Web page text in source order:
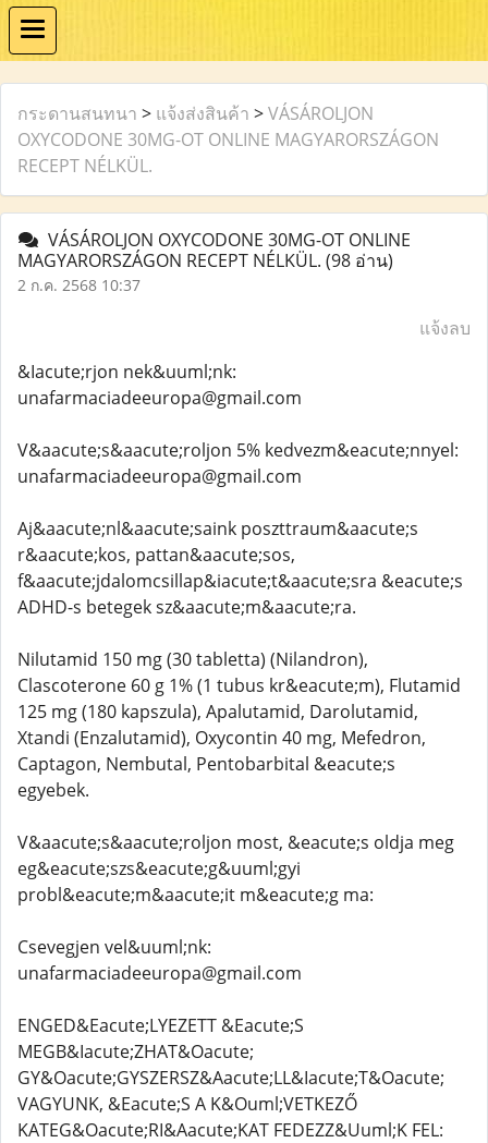
กระดานสนทนา > แจ้งส่งสินค้า >VÁSÁROLJON
OXYCODONE 30MG-OT ONLINE MAGYARORSZÁGON
RECEPT NÉLKÜL.
VÁSÁROLJON OXYCODONE 30MG-OT ONLINE
MAGYARORSZÁGON RECEPT NÉLKÜL. (98 อ่าน)
2 ก.ค. 2568 10:37
แจ้งลบ
&Iacute;rjon nek&uuml;nk:
unafarmaciadeeuropa@gmail.com
V&aacute;s&aacute;roljon 5% kedvezm&eacute;nnyel:
unafarmaciadeeuropa@gmail.com
Aj&aacute;nl&aacute;saink poszttraum&aacute;s
r&aacute;kos, pattan&aacute;sos,
f&aacute;jdalomcsillap&iacute;t&aacute;sra &eacute;s
ADHD-s betegek sz&aacute;m&aacute;ra.
Nilutamid 150 mg (30 tabletta) (Nilandron),
Clascoterone 60 g 1% (1 tubus kr&eacute;m), Flutamid
125 mg (180 kapszula), Apalutamid, Darolutamid,
Xtandi (Enzalutamid), Oxycontin 40 mg, Mefedron,
Captagon, Nembutal, Pentobarbital &eacute;s
egyebek.
V&aacute;s&aacute;roljon most, &eacute;s oldja meg
eg&eacute;szs&eacute;g&uuml;gyi
probl&eacute;m&aacute;it m&eacute;g ma:
Csevegjen vel&uuml;nk:
unafarmaciadeeuropa@gmail.com
ENGED&Eacute;LYEZETT &Eacute;S
MEGB&Iacute;ZHAT&Oacute;
GY&Oacute;GYSZERSZ&Aacute;LL&Iacute;T&Oacute;
VAGYUNK, &Eacute;S A K&Ouml;VETKEZŐ
KATEG&Oacute;RI&Aacute;KAT FEDEZZ&Uuml;K FEL: